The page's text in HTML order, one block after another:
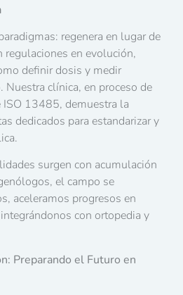
regenera en lugar de
regulaciones en evolución,
definir dosis y medir
Nuestra clínica, en proceso de
13485, demuestra la
dedicados para estandarizar y
surgen con acumulación
el campo se
aceleramos progresos en
con ortopedia y
Preparando el Futuro en